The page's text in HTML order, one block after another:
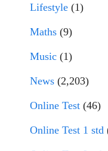
Lifestyle (1)
Maths (9)
Music (1)
News (2,203)
Online Test (46)
Online Test 1 std